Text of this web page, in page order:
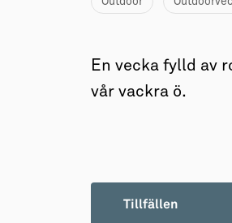
En vecka fylld av
vår vackra ö.
Tillfällen